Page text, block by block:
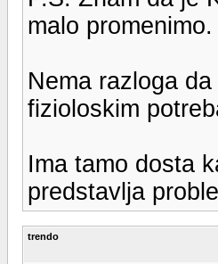
malo promenimo.
Nema razloga
fizioloskim
Ima tamo dosta
predstavlja
trendo